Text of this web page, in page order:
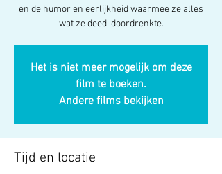
en de humor en eerlijkheid waarmee ze alles
wat ze deed, doordrenkte.
Het is niet meer mogelijk om deze
film te boeken.
Andere films bekijken
Tijd en locatie